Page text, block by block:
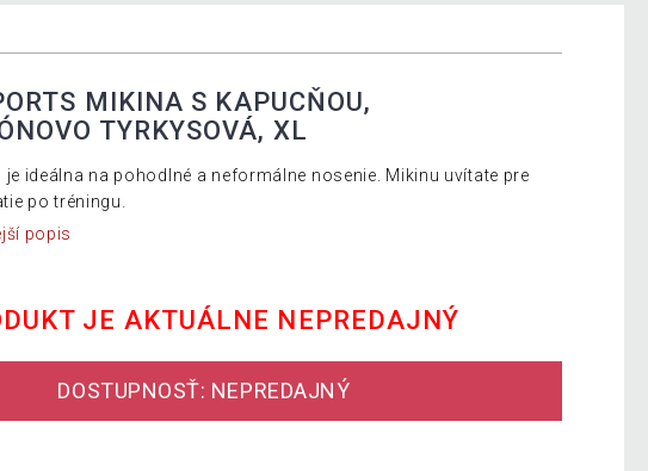
MIKINA S KAPUCŇOU,
TYRKYSOVÁ, XL
ideálna na pohodlné a neformálne nosenie. Mikinu uvítate pre
po tréningu.
popis
JE AKTUÁLNE NEPREDAJNÝ
DOSTUPNOSŤ: NEPREDAJNÝ